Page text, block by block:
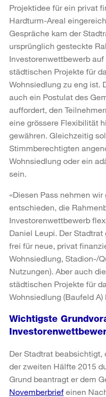
Projektidee für ein privat
Hardturm-Areal
Gespräche kam der
ursprünglich gesteckte
Investorenwettbewerb
städtischen Projekte für
Wohnsiedlung zu eng ist.
auch ein Postulat des
auffordert, den
eine grössere Flexibilität
gewähren. Gleichzeitig
Stimmberechtigten
Wohnsiedlung oder ein
sein.
«Diesen Pass nehmen
entschieden, die
Investorenwettbewerb
Daniel Leupi. Der
frei für neue, privat
Wohnsiedlung, Stadion-/
Nutzungen). Aber auch
städtischen Projekte für
Wohnsiedlung (Baufeld
Wichtigste
Der Stadtrat
der zweiten Hälfte 2015
Grund beantragt er dem
Novemberbrief einen